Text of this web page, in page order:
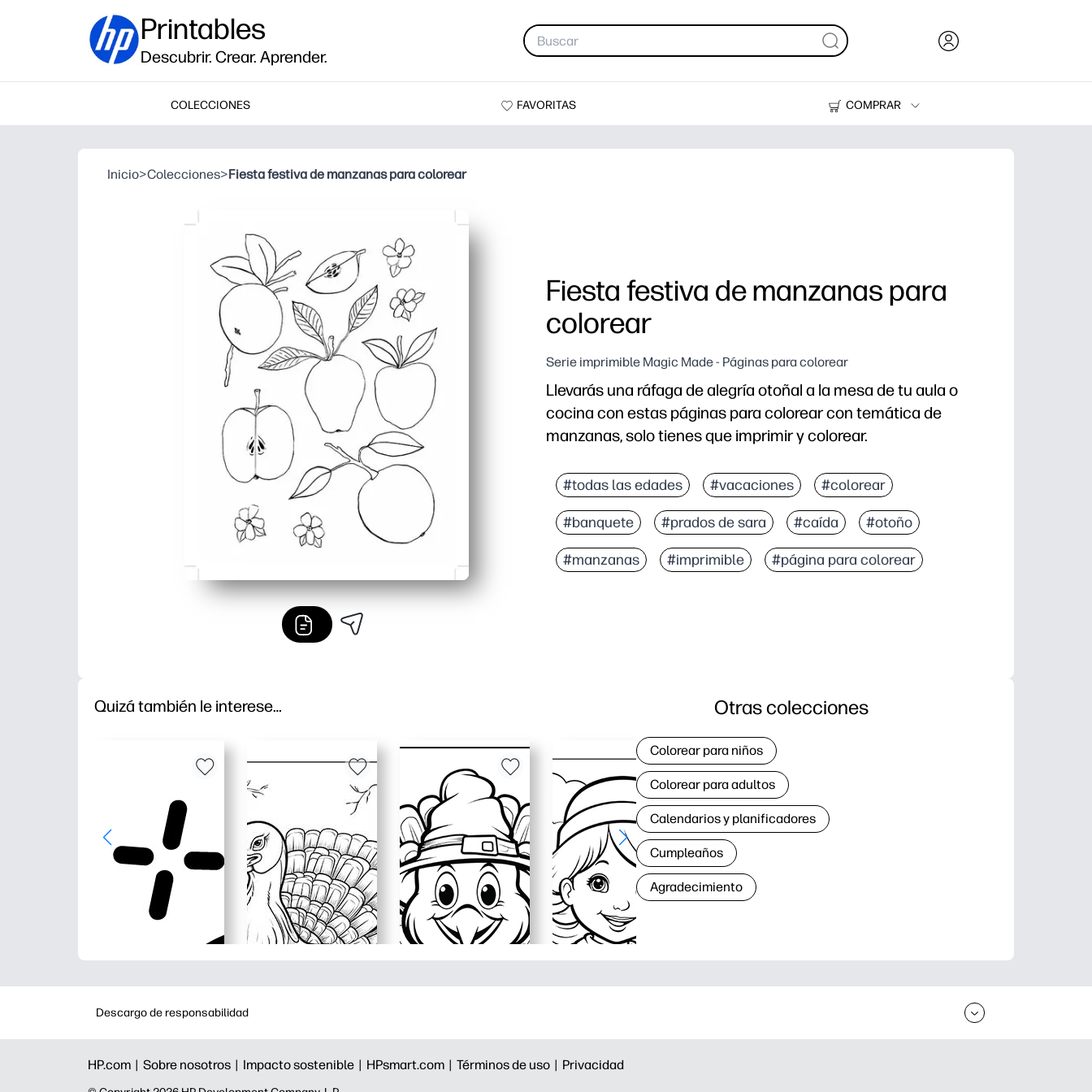
Printables
Descubrir. Crear. Aprender.
COLECCIONES FAVORITAS
COMPRAR
Impresoras
Inicio>Colecciones>Fiesta festiva de manzanas para colorear
Fiesta festiva de manzanas para
colorear
Serie imprimible Magic Made - Páginas para colorear
Llevarás una ráfaga de alegría otoñal a la mesa de tu aula o
cocina con estas páginas para colorear con temática de
manzanas, solo tienes que imprimir y colorear.
Comodidad de imprimir y usar: estará listo en segundos sin necesidad de
Compromiso de temporada: las alegres ilustraciones de manzanas hacen
Desarrollo de habilidades: admite el control de la motricidad fina, el
Uso versátil: perfecto para los que terminan temprano, los planes
#todas las edades #vacaciones #colorear
#banquete #prados de sara #caída #otoño
#manzanas #imprimible #página para colorear
Quizá también le interese… Otras colecciones
Colorear para niños
Colorear para adultos
Calendarios y planificadores
Cumpleaños
Agradecimiento
Descargo de responsabilidad
HP.com | Sobre nosotros | Impacto sostenible | HPsmart.com | Términos de uso | Privacidad